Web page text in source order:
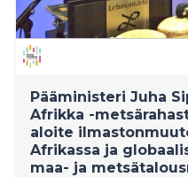
Pääministeri Juha
Afrikka -
aloite
Afrikassa ja
maa- ja